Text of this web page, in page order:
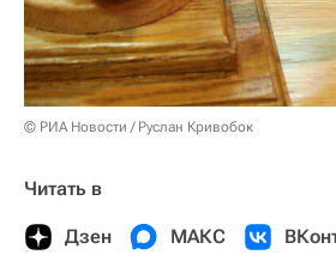
© РИА Новости / Руслан Кривобок
Читать в
Дзен МАКС